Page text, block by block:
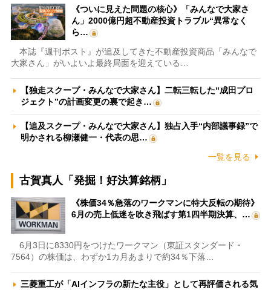
《ついに見えた問題の核心》「みんなで大家さ
ん」2000億円超不動産投資トラブル“異常なく
ら…
本誌『週刊ポスト』が追及してきた不動産投資商品「みんなで
大家さん」がいよいよ最終局面を迎えている…
【独走スクープ・みんなで大家さん】二転三転した“成田プロ
ジェクト”の計画変更の裏で起き…
【追及スクープ・みんなで大家さん】独占入手“内部議事録”で
明かされる柳瀬健一・代表の思…
一覧を見る
古賀真人「発掘！好決算銘柄」
《株価34％急落のワークマンに特大反転の期待》
6月の売上低迷を吹き飛ばす第1四半期決算、…
6月3日に8330円をつけたワークマン（東証スタンダード・
7564）の株価は、わずか1カ月あまりで約34％下落…
三菱重工が「AIインフラの新たな主役」として再評価される気